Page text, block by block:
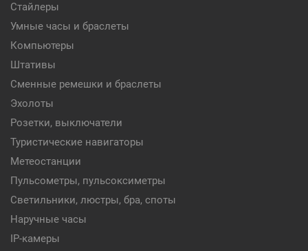
Стайлеры
Умные часы и браслеты
Компьютеры
Штативы
Сменные ремешки и браслеты
Эхолоты
Розетки, выключатели
Туристические навигаторы
Метеостанции
Пульсометры, пульсоксиметры
Светильники, люстры, бра, споты
Наручные часы
IP-камеры